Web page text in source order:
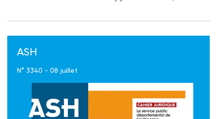
ASH
N° 3340 - 08 juillet